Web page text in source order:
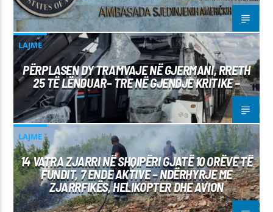
LAJME
PËRPLASEN DY TRAMVAJE NË GJERMANI, RRETH
25 TË LËNDUAR– TRE NË GJENDJE KRITIKE –
LAJME
14 VATRA ZJARRI NË SHQIPËRI GJATË 10 ORËVE TË
FUNDIT, 7 ENDE AKTIVE – NDËRHYRJE ME
ZJARRFIKËS, HELIKOPTER DHE AVION